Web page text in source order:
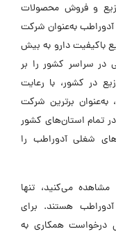
و فروش محصولات
به‌عنوان شرکت
باکیفیت دارو به بیش
در سراسر کشور را بر
آدوراطب با ۲۵ مرکز توزیع در کشور، با رعایت
به‌عنوان برترین شرکت
تمام استان‌های کشور
شغلی آدوراطب را
می‌کنید، تنها
هستند. برای
درخواست همکاری به